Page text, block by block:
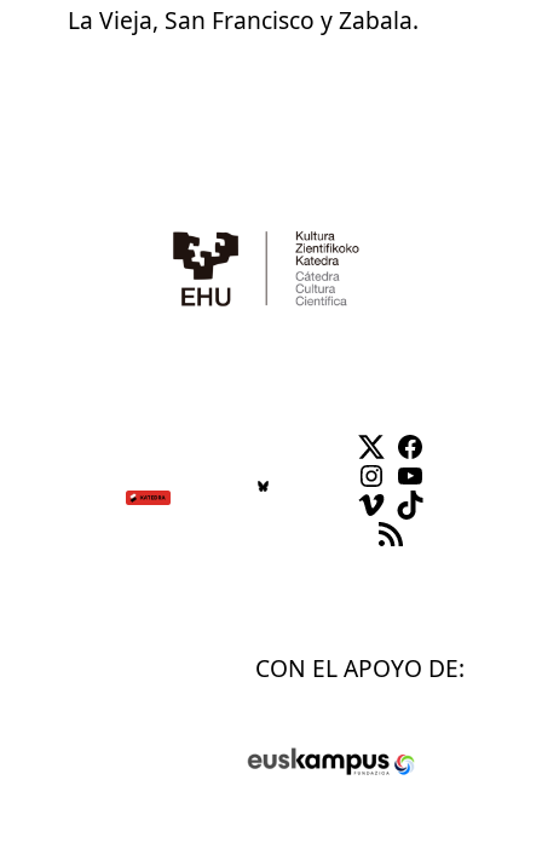
La Vieja, San Francisco y Zabala.
TwitterFacebook
Instagram
YouTube
VimeoTikTok
Feed RSS
CON EL APOYO DE: